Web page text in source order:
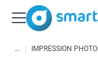
IMPRESSION PHOTO